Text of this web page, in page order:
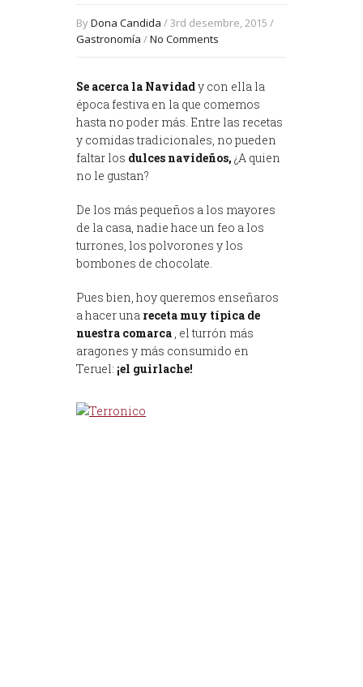
ByDona Candida / 3rd desembre, 2015 /
Gastronomía /No Comments
Se acerca la Navidady con ella la
época festiva en la que comemos
hasta no poder más. Entre las recetas
y comidas tradicionales, no pueden
faltar los dulces navideños, ¿A quien
no le gustan?
De los más pequeños a los mayores
de la casa, nadie hace un feo a los
turrones, los polvorones y los
bombones de chocolate.
Pues bien, hoy queremos enseñaros
a hacer una receta muy típica de
nuestra comarca , el turrón más
aragones y más consumido en
Teruel: ¡el guirlache!